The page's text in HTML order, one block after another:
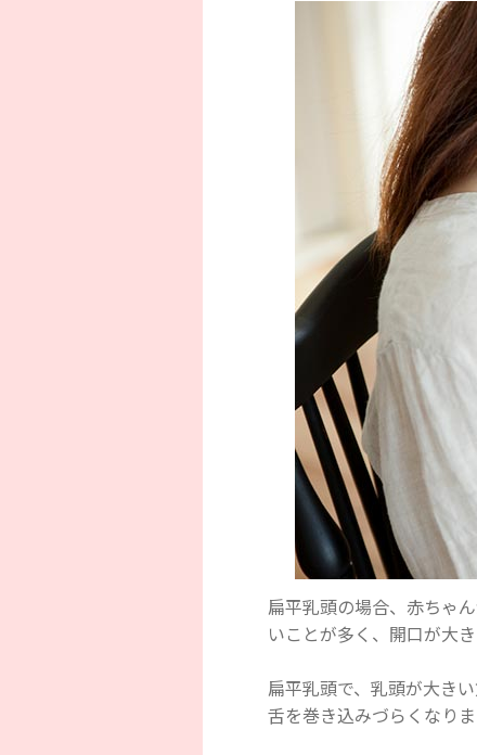
扁平乳頭の場合、赤ちゃ
いことが多く、開口が大
扁平乳頭で、乳頭が大き
舌を巻き込みづらくなりま